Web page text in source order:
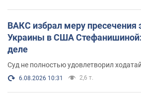
ВАКС избрал меру пресечения
Украины в США Стефанишиной:
деле
Суд не полностью удовлетворил
6.08.2026 10:31 2,6 т.